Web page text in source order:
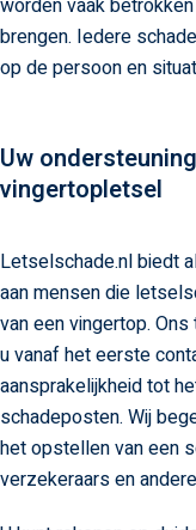
worden vaak
brengen. Iedere
op de persoon en
Uw
vingertopletsel
Letselschade.nl biedt
aan mensen die
van een vingertop.
u vanaf het eerste
aansprakelijkheid tot
schadeposten. Wij
het opstellen van een
verzekeraars en